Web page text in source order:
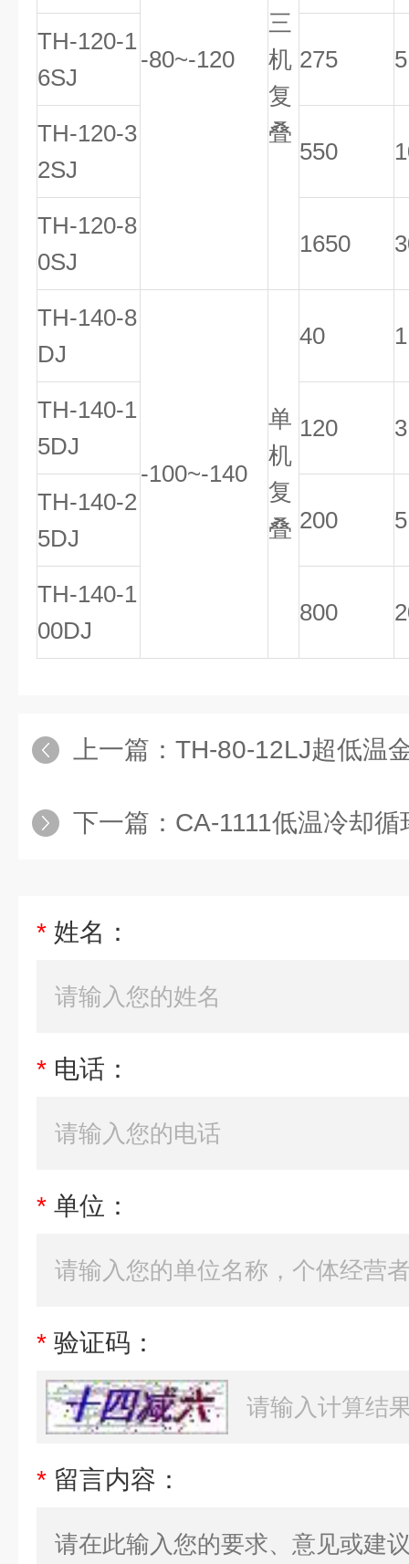
-80~-120
三
机
复
叠
TH-120-1
6SJ
275 5
TH-120-3
2SJ
550
TH-120-8
0SJ
1650
TH-140-8
DJ
-100~-140
单
机
复
叠
40 1
TH-140-1
5DJ
120 3
TH-140-2
5DJ
200 5
TH-140-1
00DJ
800
上一篇： TH-80-12LJ超低温金
下一篇： CA-1111低温冷却循
* 姓名：
* 电话：
* 单位：
* 验证码：
* 留言内容：